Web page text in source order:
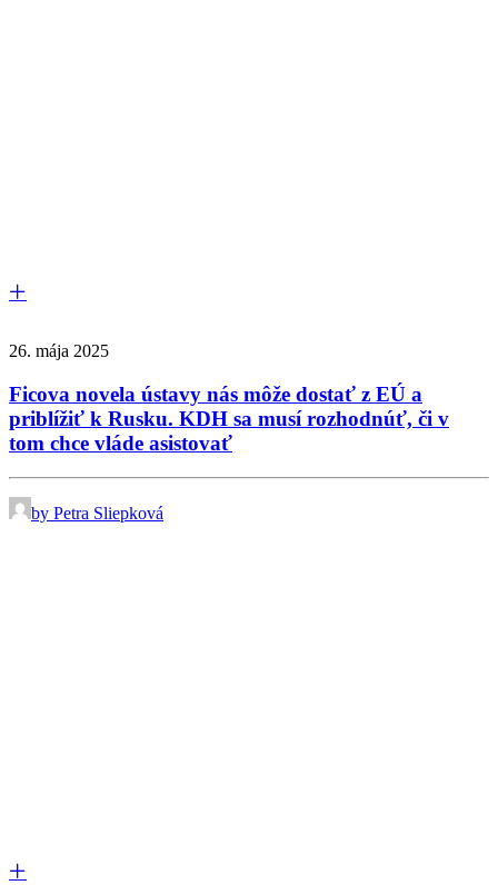
26. mája 2025
Ficova novela ústavy nás môže dostať z EÚ a
priblížiť k Rusku. KDH sa musí rozhodnúť, či v
tom chce vláde asistovať
by Petra Sliepková